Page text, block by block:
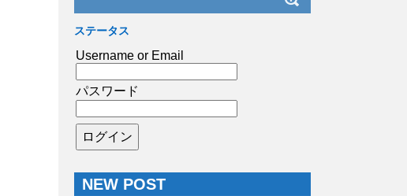
ステータス
Username or Email
パスワード
NEW POST